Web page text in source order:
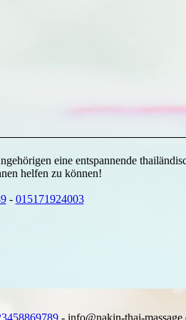
eine entspannende
helfen zu können!
- 015171924003
- info@nakin-thai-